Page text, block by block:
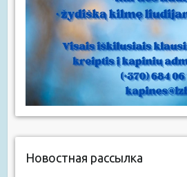
Новостная рассылка